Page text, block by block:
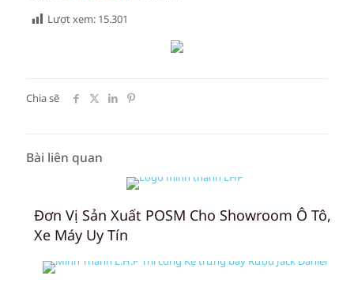
Lượt xem: 15.301
Chia sẽ
Bài liên quan
Đơn Vị Sản Xuất POSM Cho Showroom Ô Tô,
Xe Máy Uy Tín